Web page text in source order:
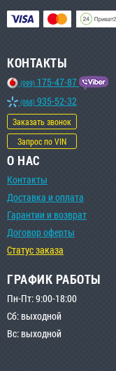
КОНТАКТЫ
(099) 175-47-87
(068) 935-52-32
Заказать звонок
Запрос по VIN
О НАС
Контакты
Доставка и оплата
Гарантии и возврат
Договор оферты
Статус заказа
ГРАФИК РАБОТЫ
Пн-Пт: 9:00-18:00
Сб: выходной
Вс: выходной